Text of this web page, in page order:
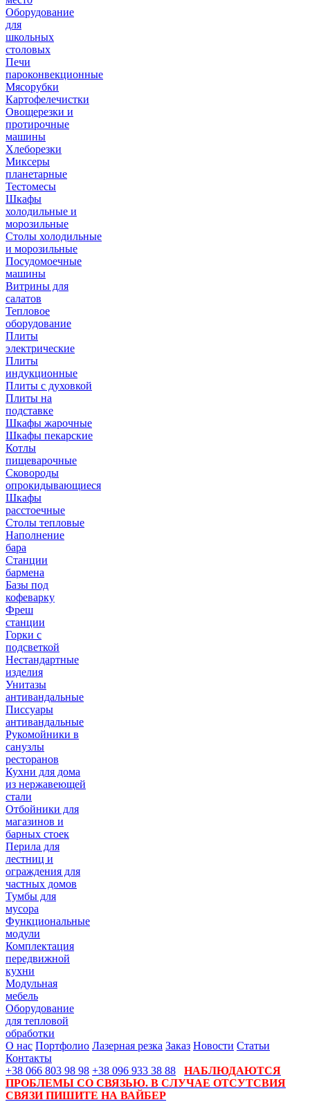
Оборудование
для
школьных
столовых
Печи
пароконвекционные
Мясорубки
Картофелечистки
Овощерезки и
протирочные
машины
Хлеборезки
Миксеры
планетарные
Тестомесы
Шкафы
холодильные и
морозильные
Столы холодильные
и морозильные
Посудомоечные
машины
Витрины для
салатов
Тепловое
оборудование
Плиты
электрические
Плиты
индукционные
Плиты с духовкой
Плиты на
подставке
Шкафы жарочные
Шкафы пекарские
Котлы
пищеварочные
Сковороды
опрокидывающиеся
Шкафы
расстоечные
Столы тепловые
Наполнение
бара
Станции
бармена
Базы под
кофеварку
Фреш
станции
Горки с
подсветкой
Нестандартные
изделия
Унитазы
антивандальные
Писсуары
антивандальные
Рукомойники в
санузлы
ресторанов
Кухни для дома
из нержавеющей
стали
Отбойники для
магазинов и
барных стоек
Перила для
лестниц и
ограждения для
частных домов
Тумбы для
мусора
Функциональные
модули
Комплектация
передвижной
кухни
Модульная
мебель
Оборудование
для тепловой
обработки
О нас Портфолио Лазерная резка Заказ Новости Статьи
Контакты
+38 066 803 98 98 +38 096 933 38 88
НАБЛЮДАЮТСЯ
ПРОБЛЕМЫ СО СВЯЗЬЮ. В СЛУЧАЕ ОТСУТСВИЯ
СВЯЗИ ПИШИТЕ НА ВАЙБЕР